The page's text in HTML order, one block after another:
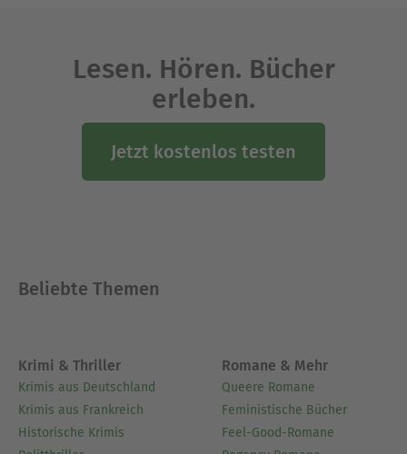
Lesen. Hören. Bücher
erleben.
Jetzt kostenlos testen
Beliebte Themen
Krimi & Thriller
Krimis aus Deutschland
Krimis aus Frankreich
Historische Krimis
Romane & Mehr
Queere Romane
Feministische Bücher
Feel-Good-Romane